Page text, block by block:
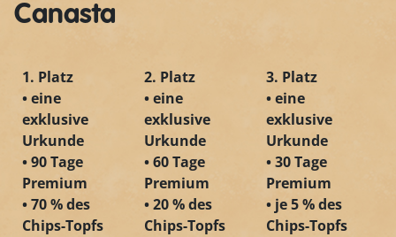
Canasta
1. Platz
• eine
exklusive
Urkunde
• 90 Tage
Premium
• 70 % des
Chips-Topfs
2. Platz
• eine
exklusive
Urkunde
• 60 Tage
Premium
• 20 % des
Chips-Topfs
3. Platz
• eine
exklusive
Urkunde
• 30 Tage
Premium
• je 5 % des
Chips-Topfs